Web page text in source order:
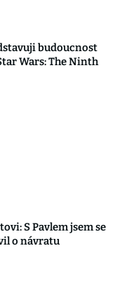
budoucnost
Wars: The Ninth
S Pavlem jsem se
o návratu